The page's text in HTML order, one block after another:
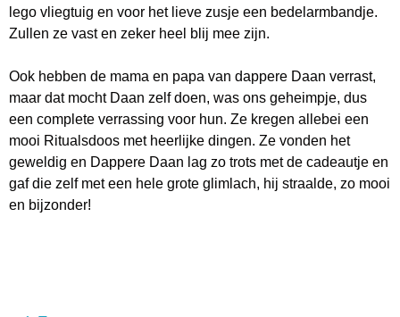
lego vliegtuig en voor het lieve zusje een bedelarmbandje.
Zullen ze vast en zeker heel blij mee zijn.
Ook hebben de mama en papa van dappere Daan verrast,
maar dat mocht Daan zelf doen, was ons geheimpje, dus
een complete verrassing voor hun. Ze kregen allebei een
mooi Ritualsdoos met heerlijke dingen. Ze vonden het
geweldig en Dappere Daan lag zo trots met de cadeautje en
gaf die zelf met een hele grote glimlach, hij straalde, zo mooi
en bijzonder!